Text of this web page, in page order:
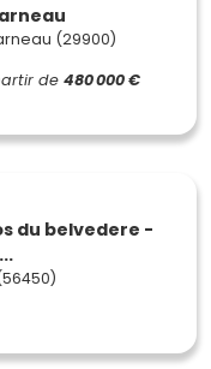
(29900)
de 480 000 €
du belvedere -